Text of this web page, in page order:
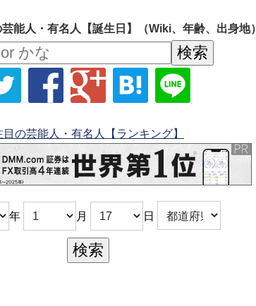
能人・有名人【誕生日】（Wiki、年齢、出身地）
目の芸能人・有名人【ランキング】
年 月 日